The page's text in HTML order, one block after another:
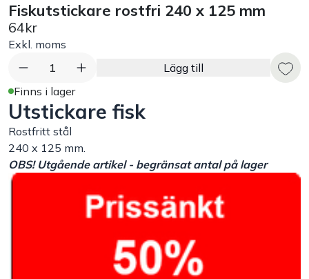
Exponering & servering
Städutrustning
Arbetskläder
Plåtbyte
Fiskutstickare rostfri 240 x 125 mm
64kr
Exkl. moms
1
Lägg till
Finns i lager
Utstickare fisk
Rostfritt stål
240 x 125 mm.
OBS! Utgående artikel - begränsat antal på lager